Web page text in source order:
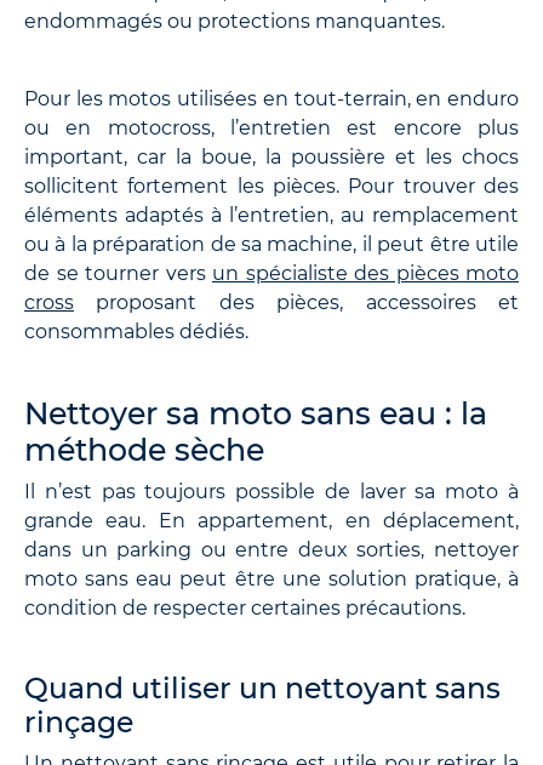
endommagés ou protections manquantes.
Pour les motos utilisées en tout-terrain, en enduro
ou en motocross, l’entretien est encore plus
important, car la boue, la poussière et les chocs
sollicitent fortement les pièces. Pour trouver des
éléments adaptés à l’entretien, au remplacement
ou à la préparation de sa machine, il peut être utile
de se tourner vers un spécialiste des pièces moto
cross proposant des pièces, accessoires et
consommables dédiés.
Nettoyer sa moto sans eau : la
méthode sèche
Il n’est pas toujours possible de laver sa moto à
grande eau. En appartement, en déplacement,
dans un parking ou entre deux sorties, nettoyer
moto sans eau peut être une solution pratique, à
condition de respecter certaines précautions.
Quand utiliser un nettoyant sans
rinçage